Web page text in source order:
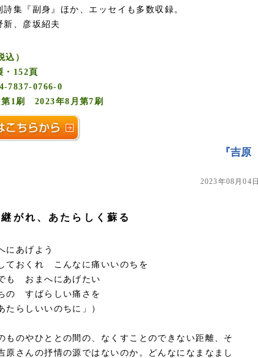
詩集『副身』ほか、エッセイも多数収録。
新、彦坂紹夫
込）
・152頁
7837-0766-0
第1刷 2023年8月第7刷
『吉原
2023年08月04日
がれ、あたらしく蘇る
にあげよう
ておくれ こんなに痛いいのちを
も おまへにあげたい
の すばらしい痛さを
たらしいいのちに」）
ものやひととの間の、なくすことのできない距離、そ
原さんの抒情の源ではないのか。どんなになまなまし